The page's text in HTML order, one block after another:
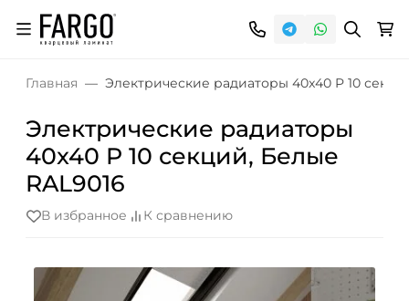
Главная Электрические радиаторы 40x40 P 10
Электрические радиаторы
40x40 P 10 секций, Белые
RAL9016
В избранное К сравнению